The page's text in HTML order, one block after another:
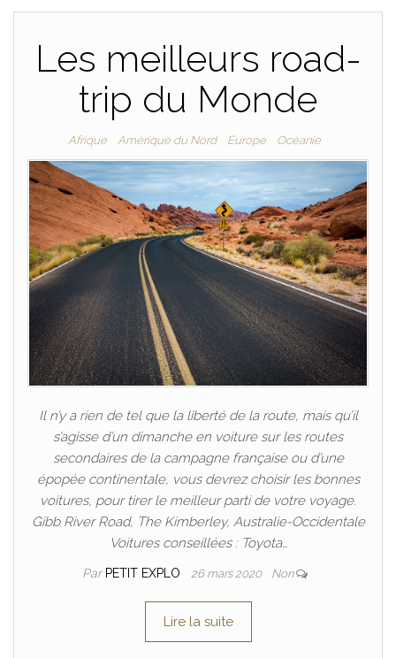
Les meilleurs road-
trip du Monde
Afrique Amérique du Nord Europe Océanie
Il n’y a rien de tel que la liberté de la route, mais qu’il
s’agisse d’un dimanche en voiture sur les routes
secondaires de la campagne française ou d’une
épopée continentale, vous devrez choisir les bonnes
voitures, pour tirer le meilleur parti de votre voyage.
Gibb River Road, The Kimberley, Australie-Occidentale
Voitures conseillées : Toyota…
Par PETIT EXPLO 26 mars 2020 Non
Lire la suite